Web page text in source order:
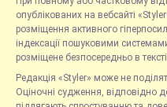
опублікованих на вебсайті
розміщення активного
індексації пошуковими
розміщене безпосередньо в
Редакція «Styler» може не
Оціночні судження, відповідно